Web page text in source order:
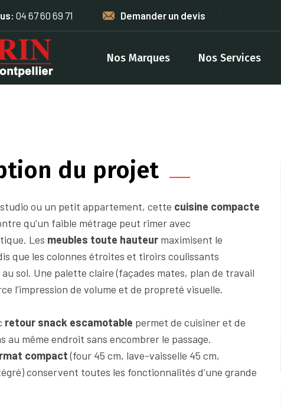
04 67 60 69 71 Demander un devis
Nos Marques Nos Services
du projet
ou un petit appartement, cette cuisine compacte
qu’un faible métrage peut rimer avec
Les meubles toute hauteur maximisent le
que les colonnes étroites et tiroirs coulissants
au sol. Une palette claire (façades mates, plan de travail
l’impression de volume et de propreté visuelle.
retour snack escamotable permet de cuisiner et de
au même endroit sans encombrer le passage.
compact(four 45 cm, lave-vaisselle 45 cm,
conservent toutes les fonctionnalités d’une grande